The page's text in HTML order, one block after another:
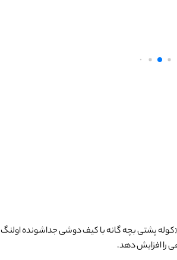
کوله پشتی بچه گانه با کیف دوشی جداشونده اولنگ 6112
افزایش دهد.